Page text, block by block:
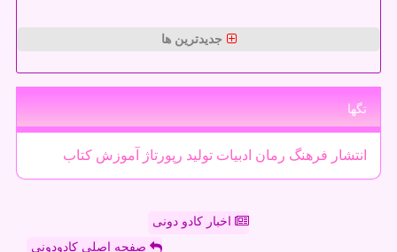
جدیدترین ها
تگها
انتشار فرهنگ رمان ادبیات تولید رپورتاژ آموزش كتاب
اخبار کادو دونی
صفحه اصلی کادودونی